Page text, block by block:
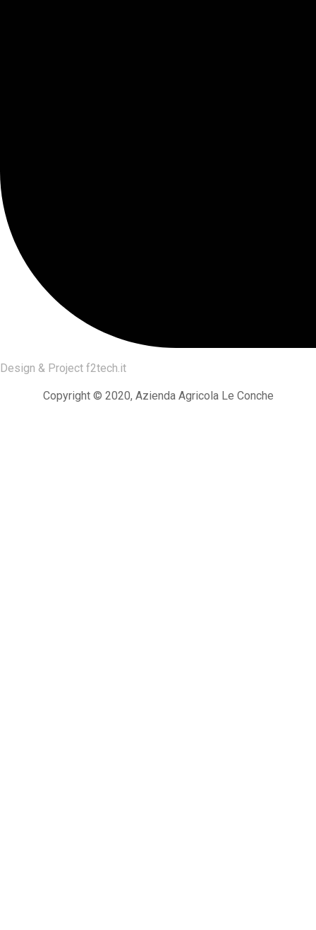
Design & Project f2tech.it
Copyright © 2020, Azienda Agricola Le Conche